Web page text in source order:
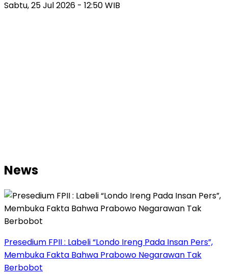
Sabtu, 25 Jul 2026 - 12:50 WIB
News
Presedium FPII : Labeli “Londo Ireng Pada Insan Pers”,
Membuka Fakta Bahwa Prabowo Negarawan Tak
Berbobot